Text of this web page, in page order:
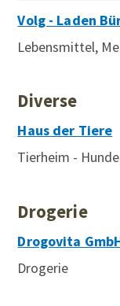
Volg - Laden
Lebensmittel,
Diverse
Haus der Tiere
Tierheim -
Drogerie
Drogovita
Drogerie